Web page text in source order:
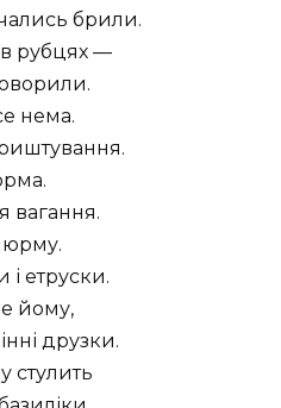
брили.
в рубцях —
нема.
вагання.
юрму.
і етруски.
йому,
друзки.
стулить